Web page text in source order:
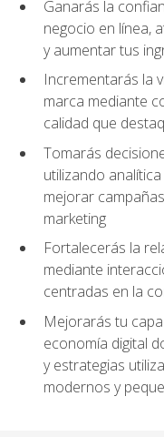
Ganarás la
negocio en línea,
y aumentar tus
Incrementarás la
marca mediante
calidad que
Tomarás
utilizando
mejorar
marketing
Fortalecerás la
mediante
centradas en la
Mejorarás tu
economía digital
y estrategias
modernos y